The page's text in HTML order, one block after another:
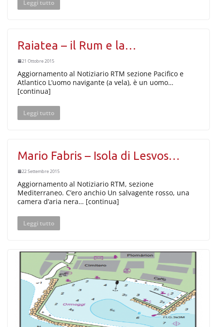
Leggi tutto
Raiatea – il Rum e la…
21 Ottobre 2015
Aggiornamento al Notiziario RTM sezione Pacifico e
Atlantico L’uomo navigante (a vela), è un uomo…
[continua]
Leggi tutto
Mario Fabris – Isola di Lesvos…
22 Settembre 2015
Aggiornamento al Notiziario RTM, sezione
Mediterraneo. C’ero anchio Un salvagente rosso, una
camera d’aria nera… [continua]
Leggi tutto